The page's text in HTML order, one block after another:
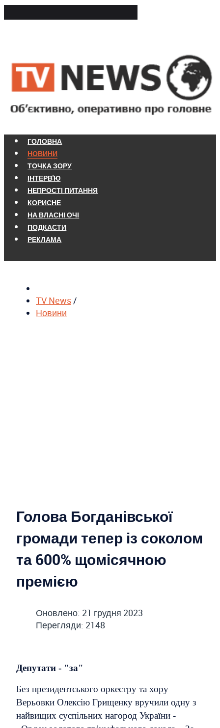
ГОЛОВНА
НОВИНИ
ТОЧКА ЗОРУ
ІНТЕРВ'Ю
НЕПРОСТІ ПИТАННЯ
КОРИСНЕ
НА ВЛАСНІ ОЧІ
ПОДКАСТИ
РЕКЛАМА
TV News/
Новини
Голова Богданівської
громади тепер із соколом
та 600% щомісячною
премією
Оновлено: 21 грудня 2023
Перегляди: 2148
Депутати - "за"
Без президентського оркестру та хору
Верьовки Олексію Грищенку вручили одну з
найвищих суспільних нагород України -